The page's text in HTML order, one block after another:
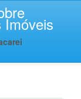
Imóveis